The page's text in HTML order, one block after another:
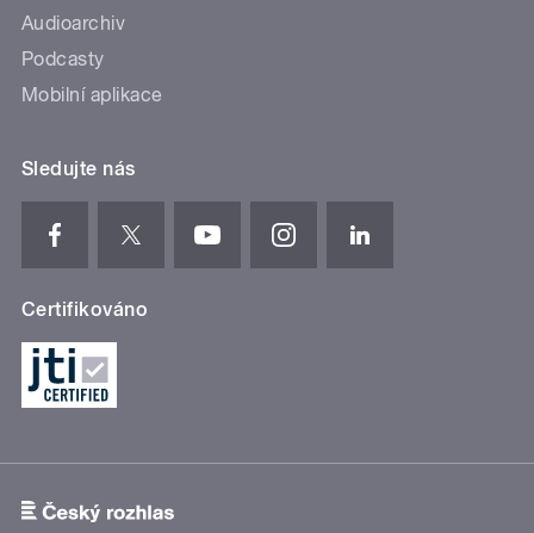
Audioarchiv
Podcasty
Mobilní aplikace
Sledujte nás
Certifikováno